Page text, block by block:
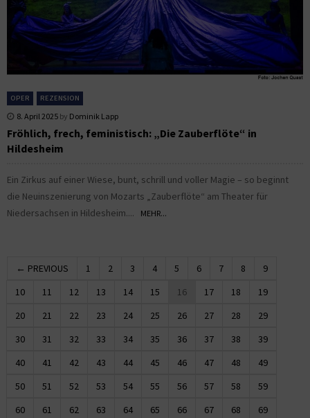
OPER REZENSION
8. April 2025 by Dominik Lapp
Fröhlich, frech, feministisch: „Die Zauberflöte“ in
Hildesheim
Ein Zirkus auf einer Wiese, bunt, schrill und voller Magie – so beginnt
die Neuinszenierung von Mozarts „Zauberflöte“ am Theater für
Niedersachsen in Hildesheim....
MEHR...
← PREVIOUS 1 2 3 4 5 6 7 8
9
10
11 12 13 14 15 16 17 18
19
20
21 22 23 24 25 26 27 28
29
30
31 32 33 34 35 36 37 38
39
40
41 42 43 44 45 46 47 48
49
50
51 52 53 54 55 56 57 58
59
60
61 62 63 64 65 66 67 68
69